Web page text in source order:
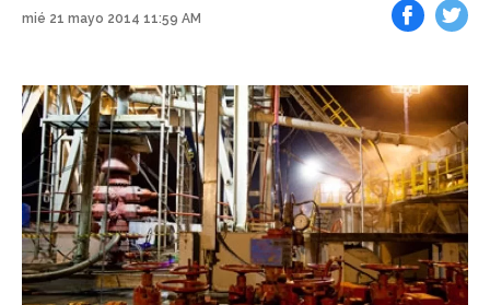
mié 21 mayo 2014 11:59 AM